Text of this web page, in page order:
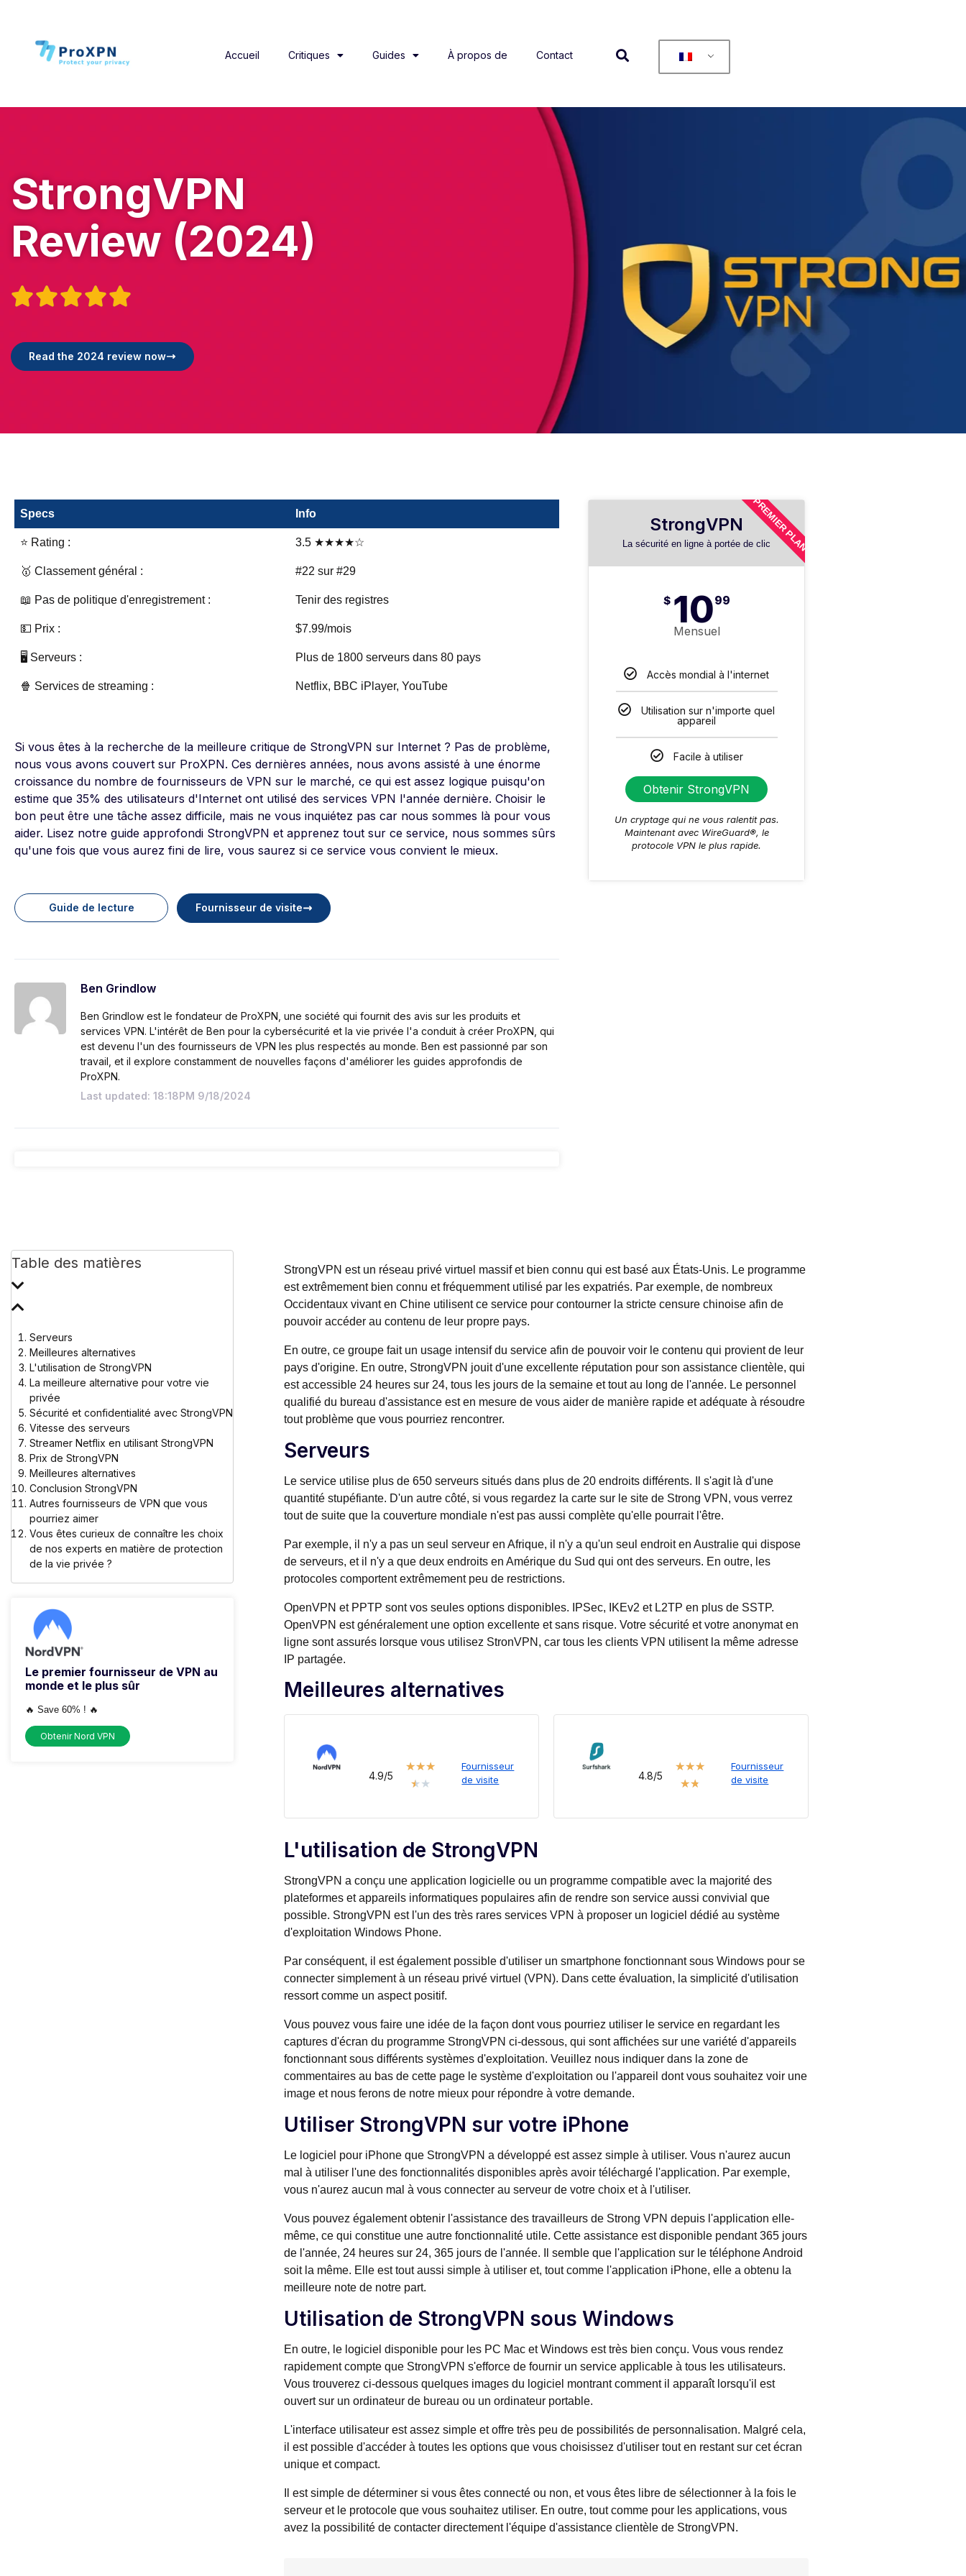
Accueil Critiques Guides À propos de Contact
StrongVPN
Review (2024)

Read the 2024 review now
Specs Info
⭐ Rating : 3.5 ★★★★☆
🥇 Classement général : #22 sur #29
📖 Pas de politique d'enregistrement : Tenir des registres
💵 Prix : $7.99/mois
🖥️ Serveurs : Plus de 1800 serveurs dans 80 pays
🍿 Services de streaming : Netflix, BBC iPlayer, YouTube
Si vous êtes à la recherche de la meilleure critique de StrongVPN sur Internet ? Pas de problème,
nous vous avons couvert sur ProXPN. Ces dernières années, nous avons assisté à une énorme
croissance du nombre de fournisseurs de VPN sur le marché, ce qui est assez logique puisqu'on
estime que 35% des utilisateurs d'Internet ont utilisé des services VPN l'année dernière. Choisir le
bon peut être une tâche assez difficile, mais ne vous inquiétez pas car nous sommes là pour vous
aider. Lisez notre guide approfondi StrongVPN et apprenez tout sur ce service, nous sommes sûrs
qu'une fois que vous aurez fini de lire, vous saurez si ce service vous convient le mieux.
Guide de lecture Fournisseur de visite
Ben Grindlow
Ben Grindlow est le fondateur de ProXPN, une société qui fournit des avis sur les produits et
services VPN. L'intérêt de Ben pour la cybersécurité et la vie privée l'a conduit à créer ProXPN, qui
est devenu l'un des fournisseurs de VPN les plus respectés au monde. Ben est passionné par son
travail, et il explore constamment de nouvelles façons d'améliorer les guides approfondis de
ProXPN.
Last updated: 18:18PM 9/18/2024
StrongVPN
La sécurité en ligne à portée de clic
$ 1099
Mensuel
Accès mondial à l'internet
Utilisation sur n'importe quel
appareil
Facile à utiliser
Obtenir StrongVPN
Un cryptage qui ne vous ralentit pas.
Maintenant avec WireGuard®, le
protocole VPN le plus rapide.
PREMIER PLAN
Table des matières
Serveurs
Meilleures alternatives
L'utilisation de StrongVPN
La meilleure alternative pour votre vie
privée
Sécurité et confidentialité avec StrongVPN
Vitesse des serveurs
Streamer Netflix en utilisant StrongVPN
Prix de StrongVPN
Meilleures alternatives
Conclusion StrongVPN
Autres fournisseurs de VPN que vous
pourriez aimer
Vous êtes curieux de connaître les choix
de nos experts en matière de protection
de la vie privée ?
Le premier fournisseur de VPN au
monde et le plus sûr
🔥 Save 60% ! 🔥
Obtenir Nord VPN
StrongVPN est un réseau privé virtuel massif et bien connu qui est basé aux États-Unis. Le programme
est extrêmement bien connu et fréquemment utilisé par les expatriés. Par exemple, de nombreux
Occidentaux vivant en Chine utilisent ce service pour contourner la stricte censure chinoise afin de
pouvoir accéder au contenu de leur propre pays.
En outre, ce groupe fait un usage intensif du service afin de pouvoir voir le contenu qui provient de leur
pays d'origine. En outre, StrongVPN jouit d'une excellente réputation pour son assistance clientèle, qui
est accessible 24 heures sur 24, tous les jours de la semaine et tout au long de l'année. Le personnel
qualifié du bureau d'assistance est en mesure de vous aider de manière rapide et adéquate à résoudre
tout problème que vous pourriez rencontrer.
Serveurs
Le service utilise plus de 650 serveurs situés dans plus de 20 endroits différents. Il s'agit là d'une
quantité stupéfiante. D'un autre côté, si vous regardez la carte sur le site de Strong VPN, vous verrez
tout de suite que la couverture mondiale n'est pas aussi complète qu'elle pourrait l'être.
Par exemple, il n'y a pas un seul serveur en Afrique, il n'y a qu'un seul endroit en Australie qui dispose
de serveurs, et il n'y a que deux endroits en Amérique du Sud qui ont des serveurs. En outre, les
protocoles comportent extrêmement peu de restrictions.
OpenVPN et PPTP sont vos seules options disponibles. IPSec, IKEv2 et L2TP en plus de SSTP.
OpenVPN est généralement une option excellente et sans risque. Votre sécurité et votre anonymat en
ligne sont assurés lorsque vous utilisez StronVPN, car tous les clients VPN utilisent la même adresse
IP partagée.
Meilleures alternatives
4.9/5
★★★
★★
Fournisseur
de visite
4.8/5
★★★
★★
Fournisseur
de visite
L'utilisation de StrongVPN
StrongVPN a conçu une application logicielle ou un programme compatible avec la majorité des
plateformes et appareils informatiques populaires afin de rendre son service aussi convivial que
possible. StrongVPN est l'un des très rares services VPN à proposer un logiciel dédié au système
d'exploitation Windows Phone.
Par conséquent, il est également possible d'utiliser un smartphone fonctionnant sous Windows pour se
connecter simplement à un réseau privé virtuel (VPN). Dans cette évaluation, la simplicité d'utilisation
ressort comme un aspect positif.
Vous pouvez vous faire une idée de la façon dont vous pourriez utiliser le service en regardant les
captures d'écran du programme StrongVPN ci-dessous, qui sont affichées sur une variété d'appareils
fonctionnant sous différents systèmes d'exploitation. Veuillez nous indiquer dans la zone de
commentaires au bas de cette page le système d'exploitation ou l'appareil dont vous souhaitez voir une
image et nous ferons de notre mieux pour répondre à votre demande.
Utiliser StrongVPN sur votre iPhone
Le logiciel pour iPhone que StrongVPN a développé est assez simple à utiliser. Vous n'aurez aucun
mal à utiliser l'une des fonctionnalités disponibles après avoir téléchargé l'application. Par exemple,
vous n'aurez aucun mal à vous connecter au serveur de votre choix et à l'utiliser.
Vous pouvez également obtenir l'assistance des travailleurs de Strong VPN depuis l'application elle-
même, ce qui constitue une autre fonctionnalité utile. Cette assistance est disponible pendant 365 jours
de l'année, 24 heures sur 24, 365 jours de l'année. Il semble que l'application sur le téléphone Android
soit la même. Elle est tout aussi simple à utiliser et, tout comme l'application iPhone, elle a obtenu la
meilleure note de notre part.
Utilisation de StrongVPN sous Windows
En outre, le logiciel disponible pour les PC Mac et Windows est très bien conçu. Vous vous rendez
rapidement compte que StrongVPN s'efforce de fournir un service applicable à tous les utilisateurs.
Vous trouverez ci-dessous quelques images du logiciel montrant comment il apparaît lorsqu'il est
ouvert sur un ordinateur de bureau ou un ordinateur portable.
L'interface utilisateur est assez simple et offre très peu de possibilités de personnalisation. Malgré cela,
il est possible d'accéder à toutes les options que vous choisissez d'utiliser tout en restant sur cet écran
unique et compact.
Il est simple de déterminer si vous êtes connecté ou non, et vous êtes libre de sélectionner à la fois le
serveur et le protocole que vous souhaitez utiliser. En outre, tout comme pour les applications, vous
avez la possibilité de contacter directement l'équipe d'assistance clientèle de StrongVPN.